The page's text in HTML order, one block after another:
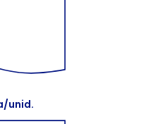
unid.